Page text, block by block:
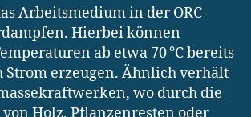
Arbeitsmedium in der ORC-
Hierbei können
ab etwa 70 °C bereits
erzeugen. Ähnlich verhält
wo durch die